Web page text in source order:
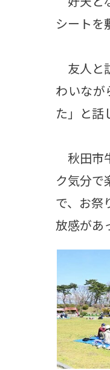
シートを
友人と
わいなが
た」と話
秋田市
ク気分で
で、お祭
放感があ